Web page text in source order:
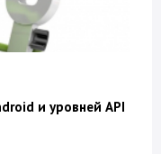
и уровней API